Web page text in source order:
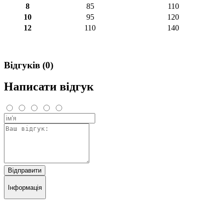
8
85
110
10
95
120
12
110 140
Відгуків (0)
Написати відгук
Відправити
Інформація